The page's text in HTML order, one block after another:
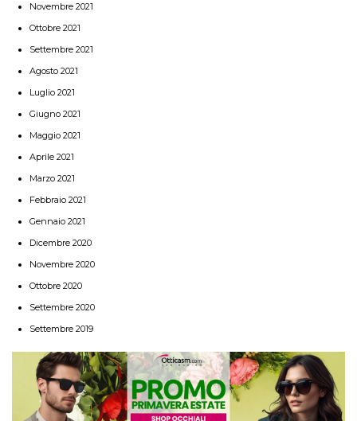
Novembre 2021
Ottobre 2021
Settembre 2021
Agosto 2021
Luglio 2021
Giugno 2021
Maggio 2021
Aprile 2021
Marzo 2021
Febbraio 2021
Gennaio 2021
Dicembre 2020
Novembre 2020
Ottobre 2020
Settembre 2020
Settembre 2019